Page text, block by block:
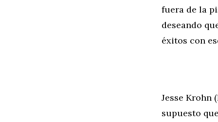
fuera de la
deseando
éxitos con
Jesse Krohn
supuesto